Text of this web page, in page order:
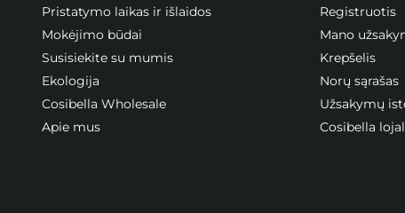
Pristatymo laikas ir išlaidos
Mokėjimo būdai
Susisiekite su mumis
Ekologija
Cosibella Wholesale
Apie mus
Registruotis
Mano
Krepšelis
Norų sąrašas
Užsakymų
Cosibella